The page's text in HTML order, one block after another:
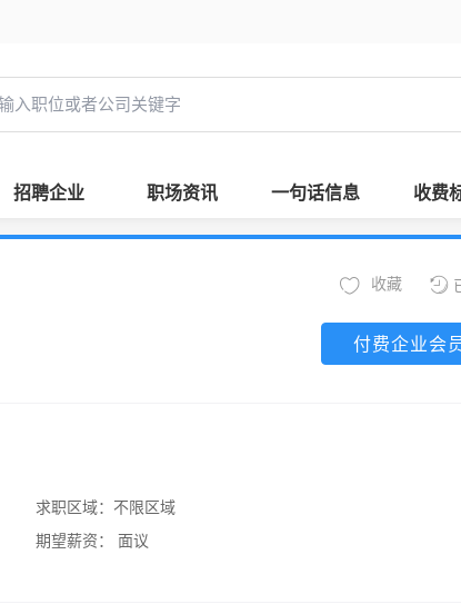
招聘企业 职场资讯 一句话信息 收费
收藏
付费企业会
求职区域： 不限区域
期望薪资：
面议